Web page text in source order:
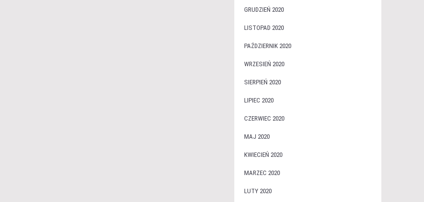
GRUDZIEŃ 2020
LISTOPAD 2020
PAŹDZIERNIK 2020
WRZESIEŃ 2020
SIERPIEŃ 2020
LIPIEC 2020
CZERWIEC 2020
MAJ 2020
KWIECIEŃ 2020
MARZEC 2020
LUTY 2020